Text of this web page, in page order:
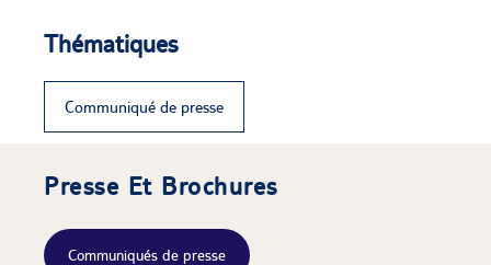
Thématiques
Communiqué de presse
Presse Et Brochures
Communiqués de presse